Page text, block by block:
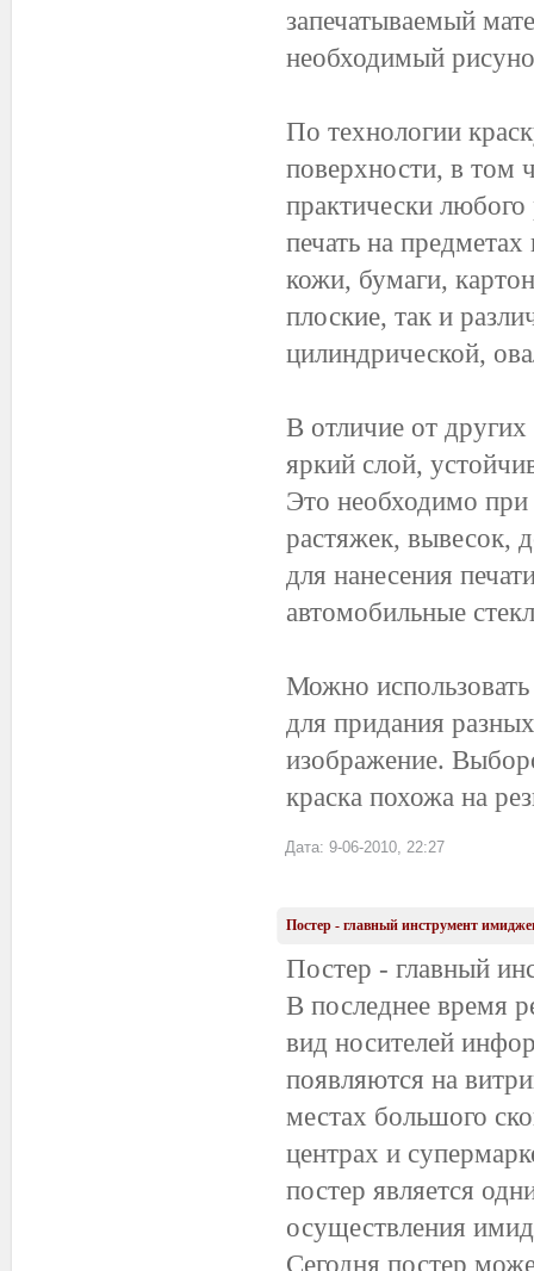
запечатываемый
необходимый
По технологии
поверхности, в том
практически
печать на предметах
кожи, бумаги,
плоские, так и
цилиндрической,
В отличие от
яркий слой,
Это необходимо
растяжек, вывесок,
для нанесения
автомобильные
Можно
для придания
изображение.
краска похожа на
Дата: 9-06-2010, 22:27
Постер - главный инструмент
Постер - главный
В последнее время
вид носителей
появляются на
местах большого
центрах и
постер является
осуществления
Сегодня постер